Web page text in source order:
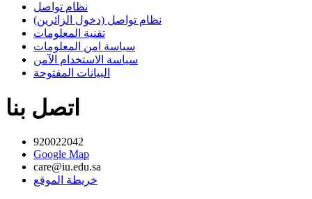
نظام تواصل
نظام تواصل (دخول الزائرين)
تقنية المعلومات
سياسة امن المعلومات
سياسة الاستخدام الآمن
البيانات المفتوحة
اتصل بنا
920022042
Google Map
care@iu.edu.sa
خريطة الموقع